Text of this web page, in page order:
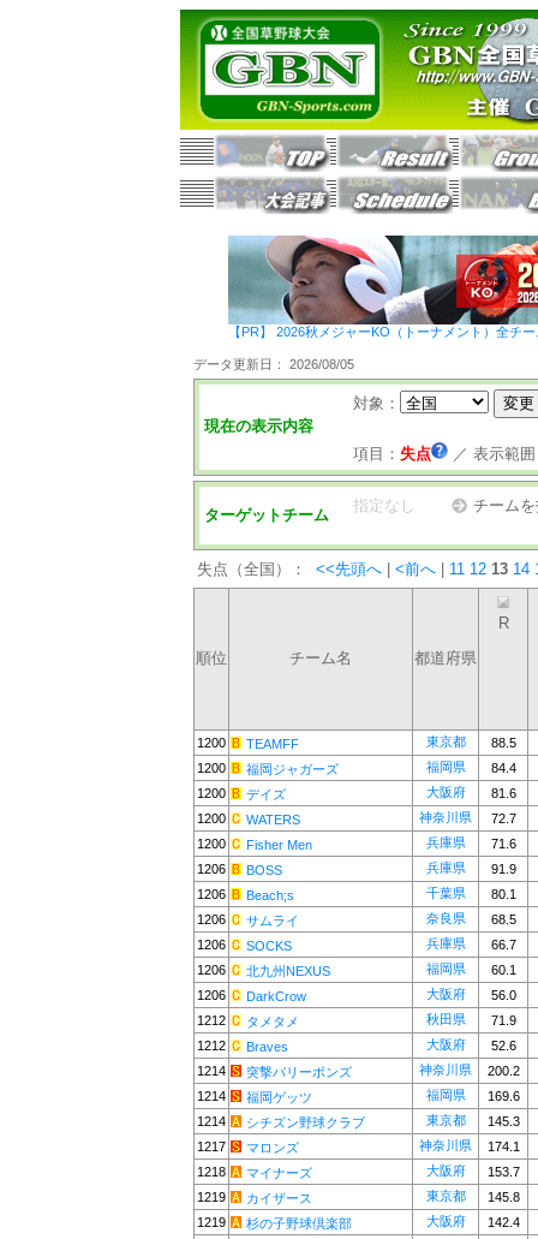
【PR】 2026秋メジャーKO（トーナメント）全チ
データ更新日： 2026/08/05
現在の表示内容
対象：
項目： 失点 ／ 表示範囲
ターゲットチーム
指定なし チーム
失点（全国）： <<先頭へ <前へ 11 12 13 14
順位 チーム名 都道府県
R
1200 TEAMFF 東京都
88.5
1200
福岡ジャガーズ 福岡県
84.4
1200
デイズ 大阪府
81.6
1200
WATERS 神奈川県
72.7
1200
Fisher Men 兵庫県
71.6
1206
BOSS 兵庫県
91.9
1206
Beach;s 千葉県
80.1
1206
サムライ 奈良県
68.5
1206
SOCKS 兵庫県
66.7
1206
北九州NEXUS 福岡県
60.1
1206
DarkCrow 大阪府
56.0
1212
タメタメ 秋田県
71.9
1212
Braves 大阪府
52.6
1214
突撃バリーボンズ 神奈川県
200.2
1214
福岡ゲッツ 福岡県
169.6
1214
シチズン野球クラブ 東京都
145.3
1217
マロンズ 神奈川県
174.1
1218
マイナーズ 大阪府
153.7
1219
カイザース 東京都
145.8
1219
杉の子野球倶楽部 大阪府
142.4